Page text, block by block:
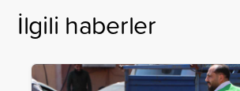
İlgili haberler